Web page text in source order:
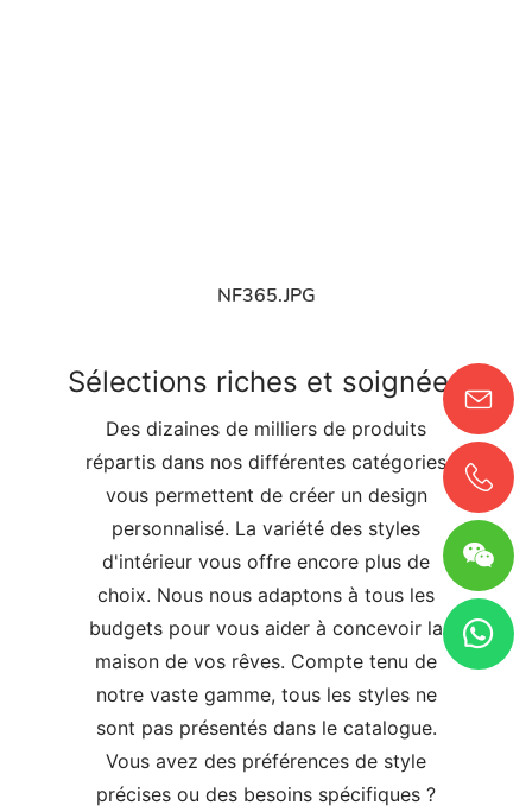
NF365.JPG
Sélections riches et soignées
Des dizaines de milliers de produits
répartis dans nos différentes catégories
vous permettent de créer un design
personnalisé. La variété des styles
d'intérieur vous offre encore plus de
choix. Nous nous adaptons à tous les
budgets pour vous aider à concevoir la
maison de vos rêves. Compte tenu de
notre vaste gamme, tous les styles ne
sont pas présentés dans le catalogue.
Vous avez des préférences de style
précises ou des besoins spécifiques ?